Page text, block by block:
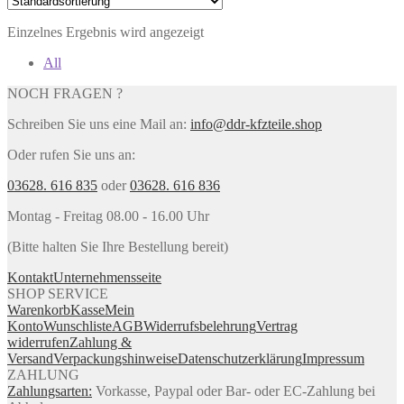
Einzelnes Ergebnis wird angezeigt
All
NOCH FRAGEN ?
Schreiben Sie uns eine Mail an: info@ddr-kfzteile.shop
Oder rufen Sie uns an:
03628. 616 835 oder03628. 616 836
Montag - Freitag 08.00 - 16.00 Uhr
(Bitte halten Sie Ihre Bestellung bereit)
KontaktUnternehmensseite
SHOP SERVICE
WarenkorbKasseMein
KontoWunschlisteAGBWiderrufsbelehrungVertrag
widerrufenZahlung &
VersandVerpackungshinweiseDatenschutzerklärungImpressum
ZAHLUNG
Zahlungsarten: Vorkasse, Paypal oder Bar- oder EC-Zahlung bei